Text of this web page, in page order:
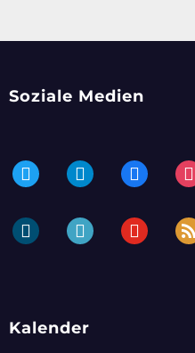
Soziale Medien
twitter telegramfacebook
dailymotionperiscopeyoutube rss
Kalender